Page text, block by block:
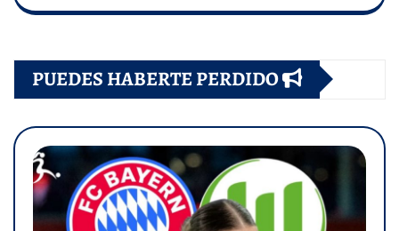
PUEDES HABERTE PERDIDO